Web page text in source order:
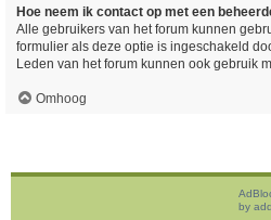
Hoe neem ik contact op met een
Alle gebruikers van het forum kunnen
formulier als deze optie is ingeschakeld
Leden van het forum kunnen ook gebruik
Omhoog
by